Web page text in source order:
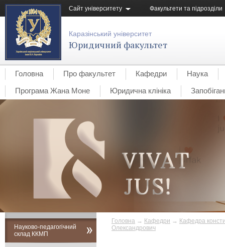
Сайт університету Факультети та підрозділи
Каразінський університет
Юридичний факультет
Головна Про факультет Кафедри
Наука
Програма Жана Моне
Юридична клініка
Головна → Кафедри → Кафедра
Олександрович
Науково-педагогічний
склад ККМП